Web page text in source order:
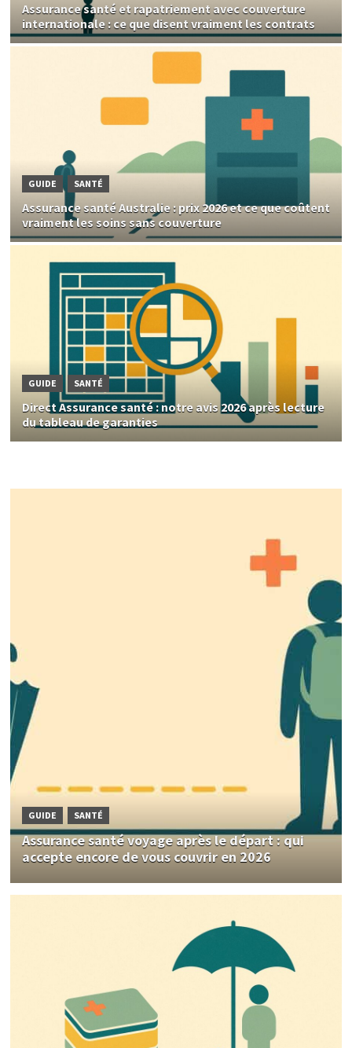
Assurance santé et rapatriement avec couverture
internationale : ce que disent vraiment les contrats
GUIDE SANTÉ
Assurance santé Australie : prix 2026 et ce que coûtent
vraiment les soins sans couverture
GUIDE SANTÉ
Direct Assurance santé : notre avis 2026 après lecture
du tableau de garanties
GUIDE SANTÉ
Assurance santé voyage après le départ : qui
accepte encore de vous couvrir en 2026